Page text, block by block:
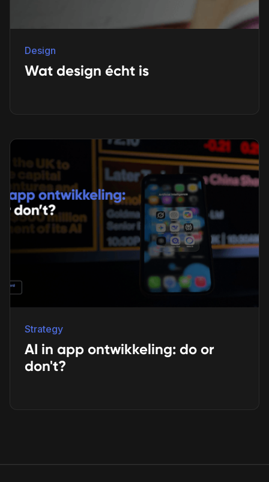
Design
Wat design écht is
Strategy
AI in app ontwikkeling: do or
don't?